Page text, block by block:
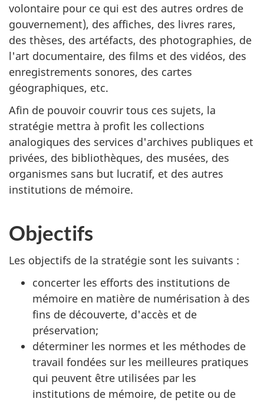
volontaire pour ce qui est des autres ordres de
gouvernement), des affiches, des livres rares,
des thèses, des artéfacts, des photographies, de
l'art documentaire, des films et des vidéos, des
enregistrements sonores, des cartes
géographiques, etc.
Afin de pouvoir couvrir tous ces sujets, la
stratégie mettra à profit les collections
analogiques des services d'archives publiques et
privées, des bibliothèques, des musées, des
organismes sans but lucratif, et des autres
institutions de mémoire.
Objectifs
Les objectifs de la stratégie sont les suivants :
concerter les efforts des institutions de
mémoire en matière de numérisation à des
fins de découverte, d'accès et de
préservation;
déterminer les normes et les méthodes de
travail fondées sur les meilleures pratiques
qui peuvent être utilisées par les
institutions de mémoire, de petite ou de